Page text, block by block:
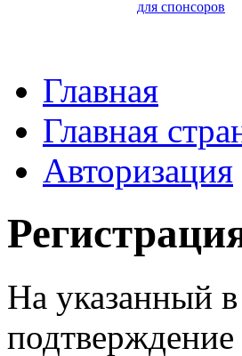
для спонсоров
Главная
Главная
Авторизация
На указанный